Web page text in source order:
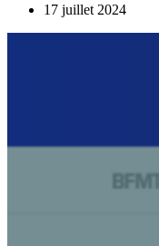
17 juillet 2024